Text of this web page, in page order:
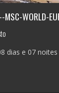
WORLD-
dias e 07 noites